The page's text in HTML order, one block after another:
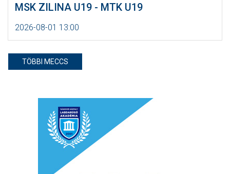
MSK ZILINA U19 - MTK U19
2026-08-01 13:00
TÖBBI MECCS